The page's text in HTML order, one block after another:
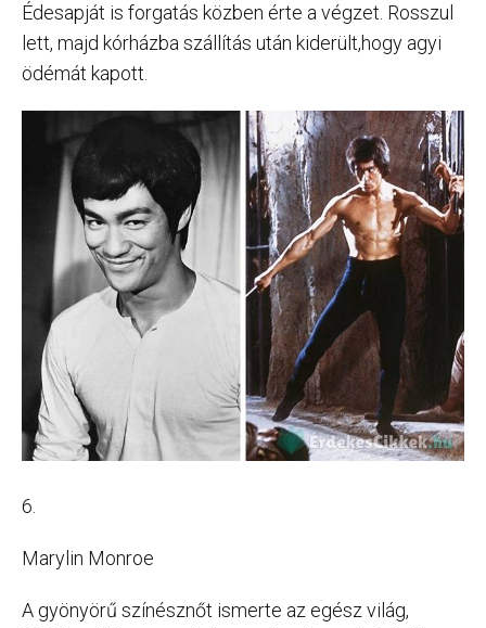
Édesapját is forgatás közben érte a végzet. Rosszul
lett, majd kórházba szállítás után kiderült,hogy agyi
ödémát kapott.
6.
Marylin Monroe
A gyönyörű színésznőt ismerte az egész világ,